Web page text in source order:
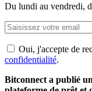
Du lundi au vendredi,
Oui, j'accepte de
confidentialité.
Bitconnect a publié